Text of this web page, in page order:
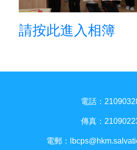
請按此進入相簿
電話：
傳真：
電郵：